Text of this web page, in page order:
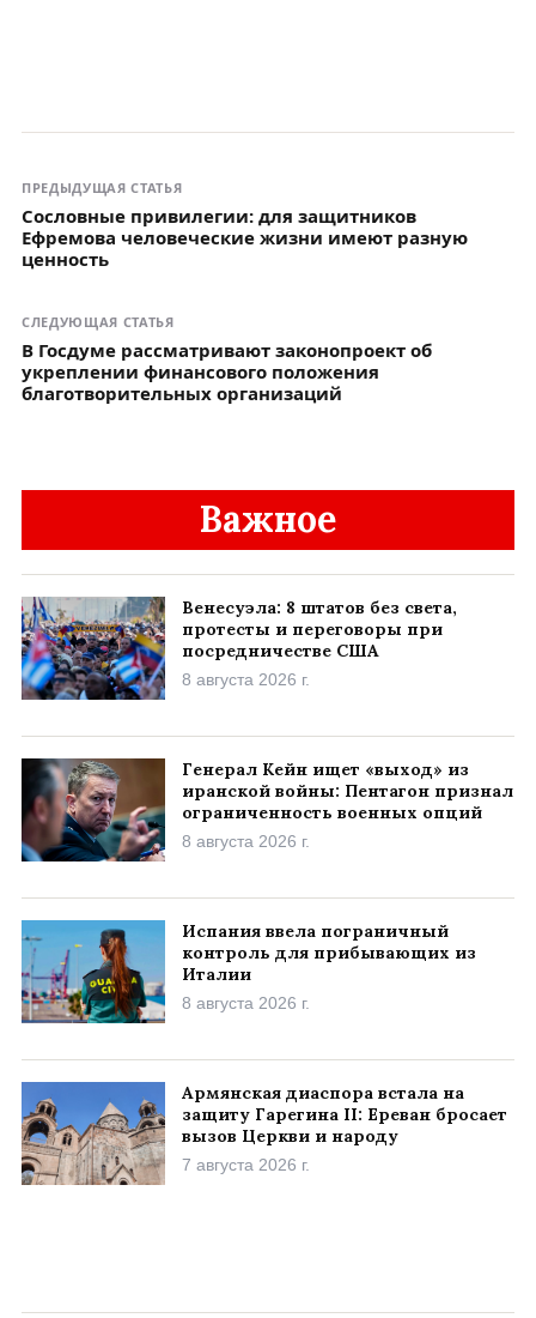
ПРЕДЫДУЩАЯ СТАТЬЯ
Сословные привилегии: для защитников
Ефремова человеческие жизни имеют разную
ценность
СЛЕДУЮЩАЯ СТАТЬЯ
В Госдуме рассматривают законопроект об
укреплении финансового положения
благотворительных организаций
Важное
Венесуэла: 8 штатов без света,
протесты и переговоры при
посредничестве США
8 августа 2026 г.
Генерал Кейн ищет «выход» из
иранской войны: Пентагон признал
ограниченность военных опций
8 августа 2026 г.
Испания ввела пограничный
контроль для прибывающих из
Италии
8 августа 2026 г.
Армянская диаспора встала на
защиту Гарегина II: Ереван бросает
вызов Церкви и народу
7 августа 2026 г.